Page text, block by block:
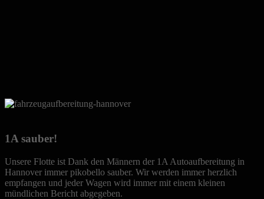
1A sauber!
Unsere Flotte ist Dank den Männern der 1A Autoaufbereitung in
Hannover immer pikobello sauber. Wir werden immer herzlich
empfangen und jeder Wagen wird immer mit einem kleinen
mündlichen Bericht abgegeben.